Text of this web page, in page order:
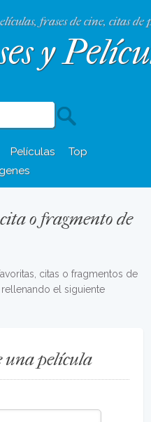
frases de cine, citas de
y
Películas
Top
o fragmento de
citas o fragmentos de
el siguiente
película